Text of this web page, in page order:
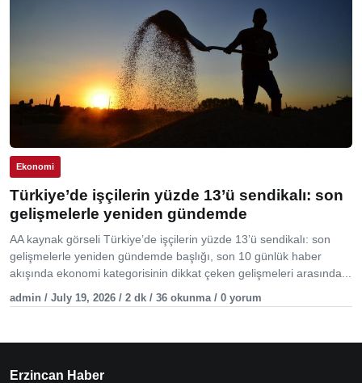
Ekonomi
Türkiye’de işçilerin yüzde 13’ü sendikalı: son
gelişmelerle yeniden gündemde
AA kaynak görseli Türkiye’de işçilerin yüzde 13’ü sendikalı: son
gelişmelerle yeniden gündemde başlığı, son 10 günlük haber
akışında ekonomi kategorisinin dikkat çeken gelişmeleri arasında...
admin / July 19, 2026 / 2 dk / 36 okunma / 0 yorum
Erzincan Haber